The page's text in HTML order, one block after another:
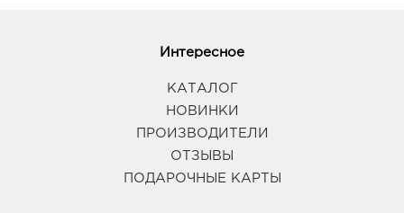
Интересное
КАТАЛОГ
НОВИНКИ
ПРОИЗВОДИТЕЛИ
ОТЗЫВЫ
ПОДАРОЧНЫЕ КАРТЫ